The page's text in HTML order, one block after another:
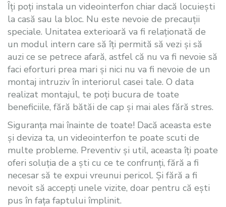
Îți poți instala un videointerfon chiar dacă locuiești
la casă sau la bloc. Nu este nevoie de precauții
speciale. Unitatea exterioară va fi relaționată de
un modul intern care să îți permită să vezi și să
auzi ce se petrece afară, astfel că nu va fi nevoie să
faci eforturi prea mari și nici nu va fi nevoie de un
montaj intruziv în interiorul casei tale. O data
realizat montajul, te poți bucura de toate
beneficiile, fără bătăi de cap și mai ales fără stres.
Siguranța mai înainte de toate! Dacă aceasta este
și deviza ta, un videointerfon te poate scuti de
multe probleme. Preventiv și util, aceasta îți poate
oferi soluția de a ști cu ce te confrunți, fără a fi
necesar să te expui vreunui pericol. Și fără a fi
nevoit să accepți unele vizite, doar pentru că ești
pus în fața faptului împlinit.